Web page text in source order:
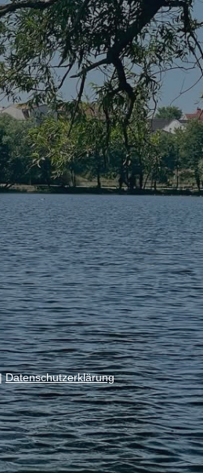
Datenschutzerklärung